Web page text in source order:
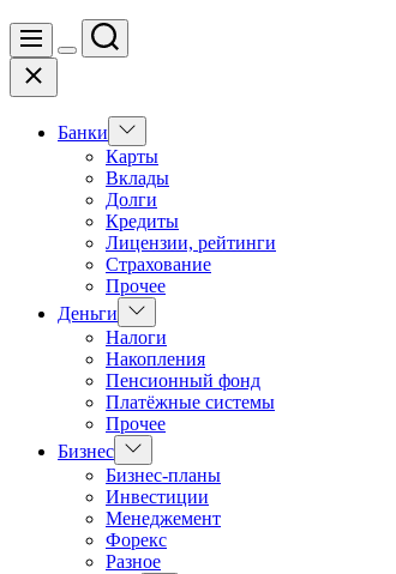
Меню
Цвет
Поиск
Закрыть
Банки
Показать
подменю
Карты
Вклады
Долги
Кредиты
Лицензии, рейтинги
Страхование
Прочее
Деньги
Показать
подменю
Налоги
Накопления
Пенсионный фонд
Платёжные системы
Прочее
Бизнес Показать
подменю
Бизнес-планы
Инвестиции
Менеджемент
Форекс
Разное